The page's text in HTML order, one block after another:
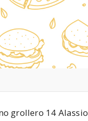
grollero 14 Alassio